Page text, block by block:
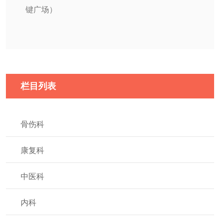
键广场）
栏目列表
骨伤科
康复科
中医科
内科